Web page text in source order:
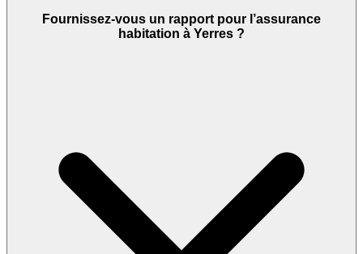
Fournissez-vous un rapport pour l’assurance
habitation à Yerres ?